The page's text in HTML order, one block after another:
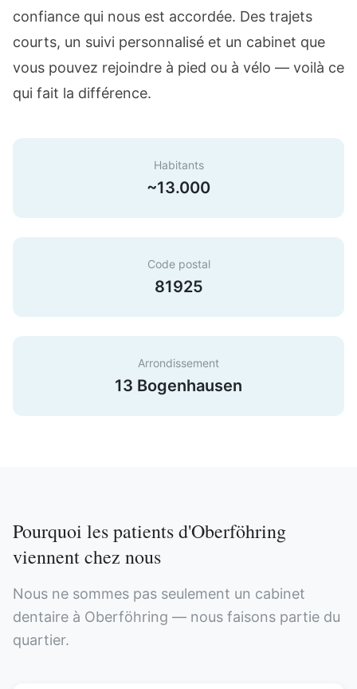
confiance qui nous est accordée. Des trajets
courts, un suivi personnalisé et un cabinet que
vous pouvez rejoindre à pied ou à vélo — voilà ce
qui fait la différence.
Habitants
~13.000
Code postal
81925
Arrondissement
13 Bogenhausen
Pourquoi les patients d'Oberföhring
viennent chez nous
Nous ne sommes pas seulement un cabinet
dentaire à Oberföhring — nous faisons partie du
quartier.